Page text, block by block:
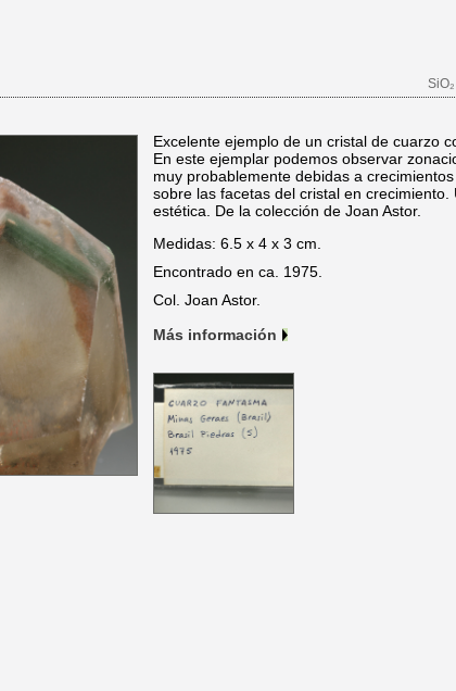
SiO₂
Excelente ejemplo de un cristal de cuarzo
En este ejemplar podemos observar
muy probablemente debidas a
sobre las facetas del cristal en
estética. De la colección de Joan Astor.
Medidas: 6.5 x 4 x 3 cm.
Encontrado en ca. 1975.
Col. Joan Astor.
Más información